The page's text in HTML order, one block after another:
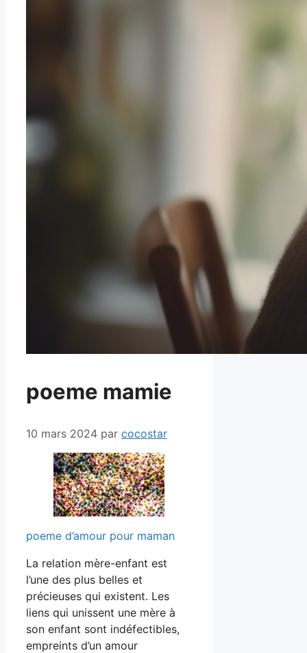
poeme mamie
10 mars 2024 par cocostar
poeme d’amour pour maman
La relation mère-enfant est
l’une des plus belles et
précieuses qui existent. Les
liens qui unissent une mère à
son enfant sont indéfectibles,
empreints d’un amour